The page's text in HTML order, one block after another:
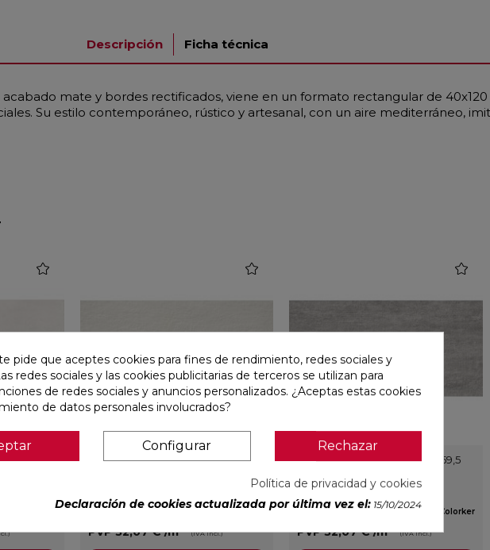
Descripción Ficha técnica
mate y bordes rectificados, viene en un formato rectangular de
Su estilo contemporáneo, rústico y artesanal, con un aire mediterráneo,
favorite
CONCEPT MOON MATE 29,5X59,5
PVP32,07 €/m² (IVA incl.)
CONCEPT GREY MATE 29,5X59,5
91086932 Colorker
PVP32,07 €/m² (IVA incl.)
pide que aceptes cookies para fines de rendimiento, redes sociales y
redes sociales y las cookies publicitarias de terceros se utilizan para
de redes sociales y anuncios personalizados. ¿Aceptas estas cookies
de datos personales involucrados?
Configurar Rechazar
Política de privacidad y cookies
Declaración de cookies actualizada por última vez el: 15/10/2024